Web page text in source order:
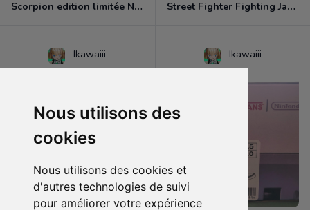
Nous utilisons des
cookies
Nous utilisons des cookies et
d'autres technologies de suivi
pour améliorer votre expérience
Scorpion edition limitée Neufs - Desberg Street Fighter Fighting Jam PS2 NEUF emballé!
Ikawaiii Ikawaiii